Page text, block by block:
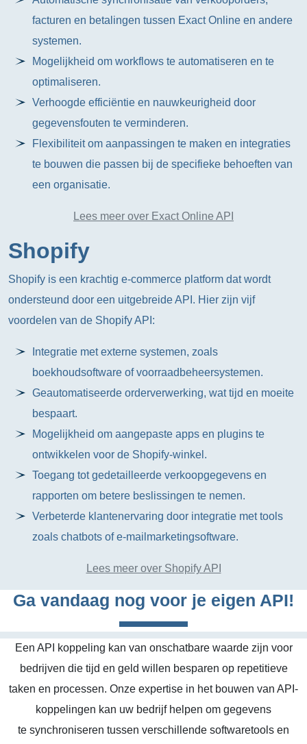
facturen en betalingen tussen Exact Online en andere
systemen.
Mogelijkheid om workflows te automatiseren en te
optimaliseren.
Verhoogde efficiëntie en nauwkeurigheid door
gegevensfouten te verminderen.
Flexibiliteit om aanpassingen te maken en integraties
te bouwen die passen bij de specifieke behoeften van
een organisatie.
Lees meer over Exact Online API
Shopify
Shopify is een krachtig e-commerce platform dat wordt
ondersteund door een uitgebreide API. Hier zijn vijf
voordelen van de Shopify API:
Integratie met externe systemen, zoals
boekhoudsoftware of voorraadbeheersystemen.
Geautomatiseerde orderverwerking, wat tijd en moeite
bespaart.
Mogelijkheid om aangepaste apps en plugins te
ontwikkelen voor de Shopify-winkel.
Toegang tot gedetailleerde verkoopgegevens en
rapporten om betere beslissingen te nemen.
Verbeterde klantenervaring door integratie met tools
zoals chatbots of e-mailmarketingsoftware.
Lees meer over Shopify API
Ga vandaag nog voor je eigen API!
Een API koppeling kan van onschatbare waarde zijn voor
bedrijven die tijd en geld willen besparen op repetitieve
taken en processen. Onze expertise in het bouwen van API-
koppelingen kan uw bedrijf helpen om gegevens
te synchroniseren tussen verschillende softwaretools en